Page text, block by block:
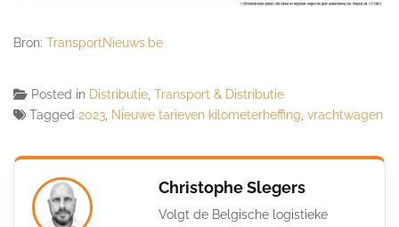
Bron: TransportNieuws.be
Posted in Distributie Transport & Distributie
Tagged 2023 Nieuwe tarieven kilometerheffing vrachtwagen
Christophe Slegers
Volgt de Belgische logistieke